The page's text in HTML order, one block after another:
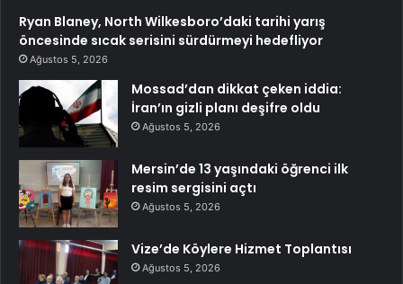
Ryan Blaney, North Wilkesboro’daki tarihi yarış
öncesinde sıcak serisini sürdürmeyi hedefliyor
Ağustos 5, 2026
Mossad’dan dikkat çeken iddia:
İran’ın gizli planı deşifre oldu
Ağustos 5, 2026
Mersin’de 13 yaşındaki öğrenci ilk
resim sergisini açtı
Ağustos 5, 2026
Vize’de Köylere Hizmet Toplantısı
Ağustos 5, 2026